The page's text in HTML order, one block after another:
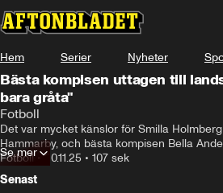
Hem Serier Nyheter
Bästa kompisen uttagen till
bara gråta"
Fotboll
Det var mycket känslor för Smilla
Hammarby, och bästa kompisen Bella
Fotboll•20.11.25 • 107 sek
Se mer
Senast